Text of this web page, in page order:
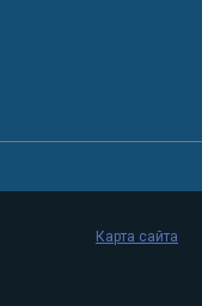
Карта сайта